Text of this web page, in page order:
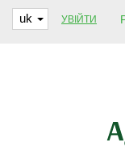
uk УВІЙТИ